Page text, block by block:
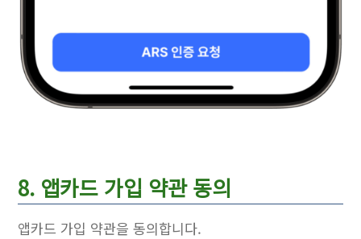
8. 앱카드 가입 약관 동의
앱카드 가입 약관을 동의합니다.